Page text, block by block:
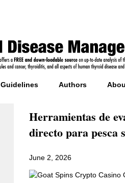
Guidelines Authors
Herramientas de
directo para pesca
June 2, 2026